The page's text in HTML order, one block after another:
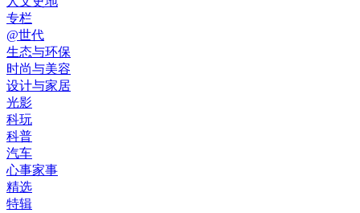
专栏
@世代
生态与环保
时尚与美容
设计与家居
光影
科玩
科普
汽车
心事家事
精选
特辑